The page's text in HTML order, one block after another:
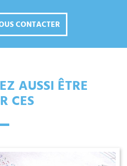
CONTACTER
AUSSI ÊTRE
CES